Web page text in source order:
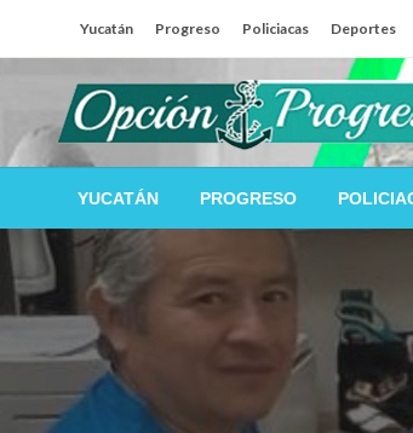
Yucatán Progreso Policiacas Deportes
Opción Progreso
Las noticias del día a día del puerto
YUCATÁN PROGRESO